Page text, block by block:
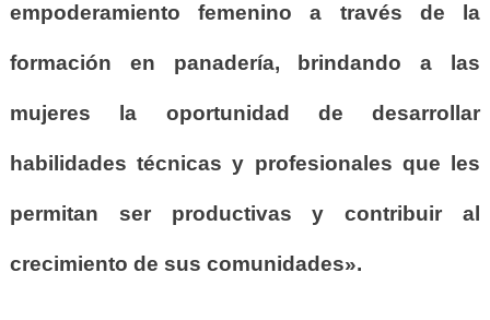
empoderamiento femenino a través de la
formación en panadería, brindando a las
mujeres la oportunidad de desarrollar
habilidades técnicas y profesionales que les
permitan ser productivas y contribuir al
crecimiento de sus comunidades».